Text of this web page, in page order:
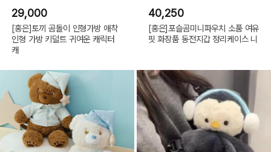
29,000
[홍은]토끼 곰돌이 인형가방 애착
인형 가방 키덜트 귀여운 캐릭터
캐
40,250
[홍은]포슬곰미니파우치 소품 여유
핏 화장품 동전지갑 정리케이스 니